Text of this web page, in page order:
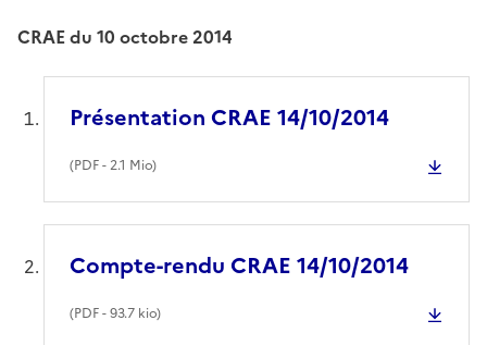
CRAE du 10 octobre 2014
Présentation CRAE 14/10/2014
(PDF- 2.1 Mio)
Compte-rendu CRAE 14/10/2014
(PDF- 93.7 kio)